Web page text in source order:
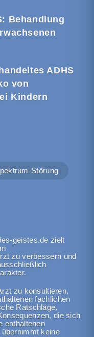
Behandlung
ADHS
von
Kindern
Störung
geistes.de zielt
zu verbessern und
zu konsultieren,
fachlichen
Ratschläge,
die sich
enthaltenen
keine